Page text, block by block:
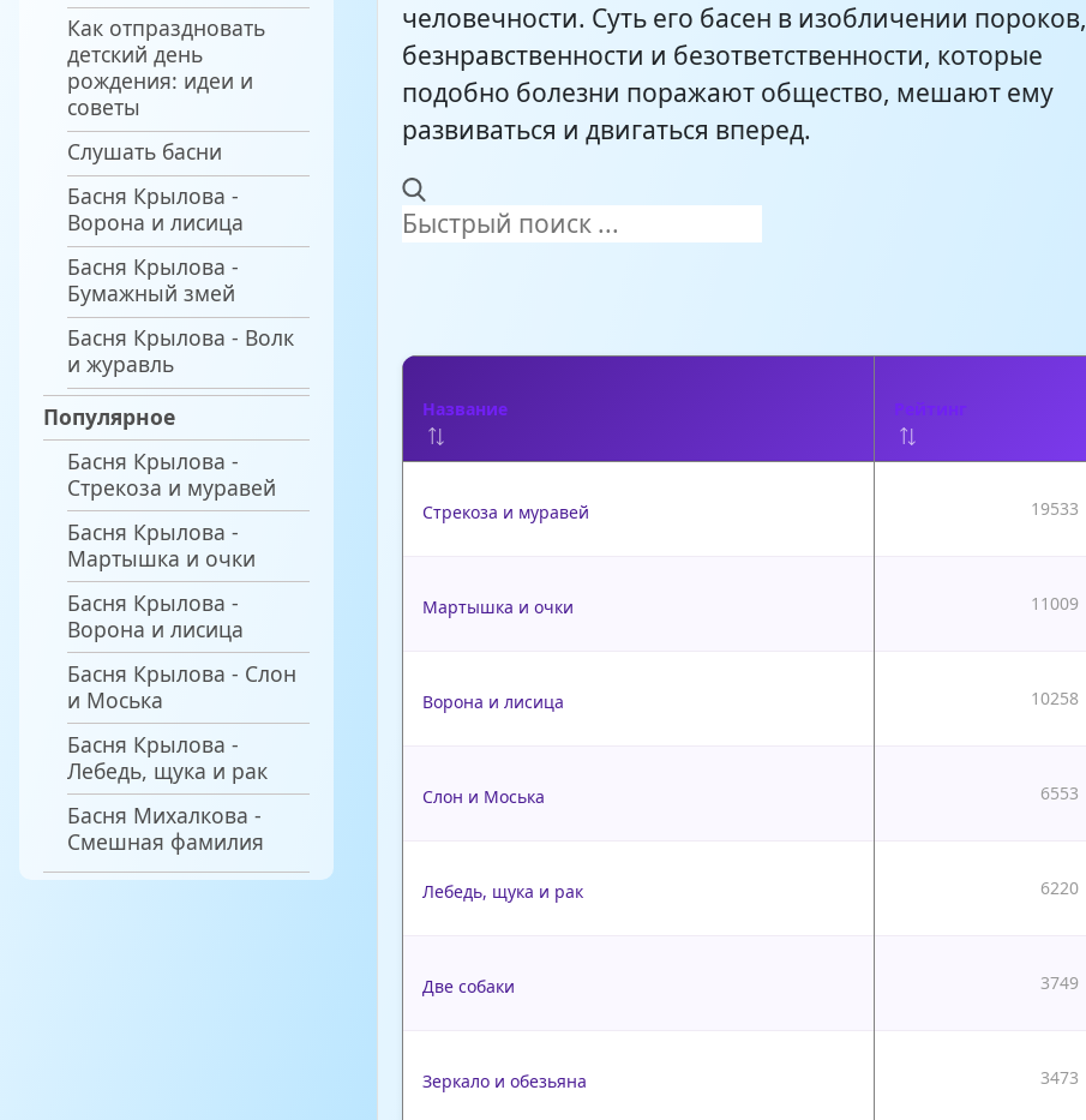
Как отпраздновать
детский день
рождения: идеи и
советы
Слушать басни
Басня Крылова -
Ворона и лисица
Басня Крылова -
Бумажный змей
Басня Крылова - Волк
и журавль
Популярное
Басня Крылова -
Стрекоза и муравей
Басня Крылова -
Мартышка и очки
Басня Крылова -
Ворона и лисица
Басня Крылова - Слон
и Моська
Басня Крылова -
Лебедь, щука и рак
Басня Михалкова -
Смешная фамилия
человечности. Суть его басен в изобличении пороков,
безнравственности и безответственности, которые
подобно болезни поражают общество, мешают ему
развиваться и двигаться вперед.
Название Рейтинг
Стрекоза и муравей 19533
Мартышка и очки 11009
Ворона и лисица 10258
Слон и Моська 6553
Лебедь, щука и рак 6220
Две собаки 3749
Зеркало и обезьяна 3473